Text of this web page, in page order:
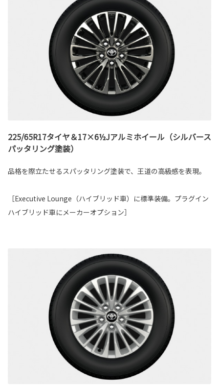
225/65R17タイヤ＆17×6½Jアルミホイール（シルバース
パッタリング塗装）
品格を際立たせるスパッタリング塗装で、王道の高級感を表現。
［Executive Lounge（ハイブリッド車）に標準装備。プラグイン
ハイブリッド車にメーカーオプション］